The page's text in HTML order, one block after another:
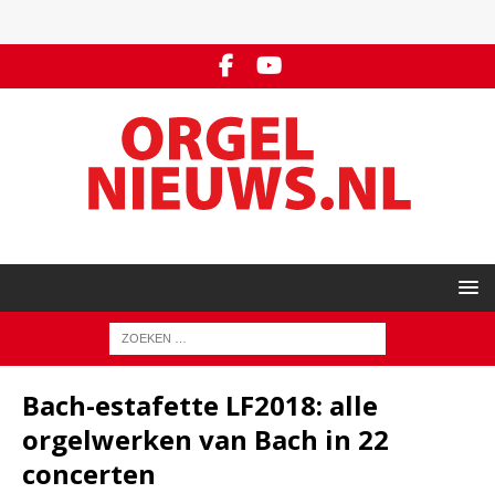
Bach-estafette LF2018: alle
orgelwerken van Bach in 22
concerten